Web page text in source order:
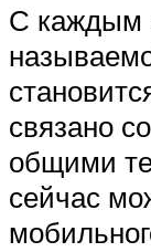
С каждым
связано
общими
сейчас